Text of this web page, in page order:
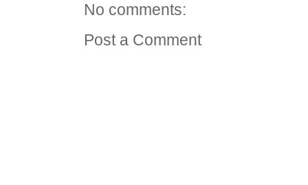
No comments:
Post a Comment